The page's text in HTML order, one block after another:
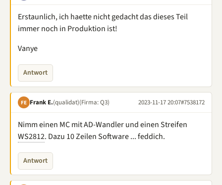
Erstaunlich, ich haette nicht gedacht das dieses Teil
immer noch in Produktion ist!
Vanye
Antwort
FE Frank E.(qualidat)(Firma: Q3) 2023-11-17 20:07#7538172
Nimm einen MC mit AD-Wandler und einen Streifen
WS2812. Dazu 10 Zeilen Software ... feddich.
Antwort